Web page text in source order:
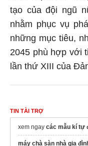
tạo của đội ngũ
nhằm phục vụ
những mục tiêu,
2045 phù hợp với
lần thứ XIII của
TIN TÀI TRỢ
xem ngay các mẫu kí tự
máy chà sàn nhà gia